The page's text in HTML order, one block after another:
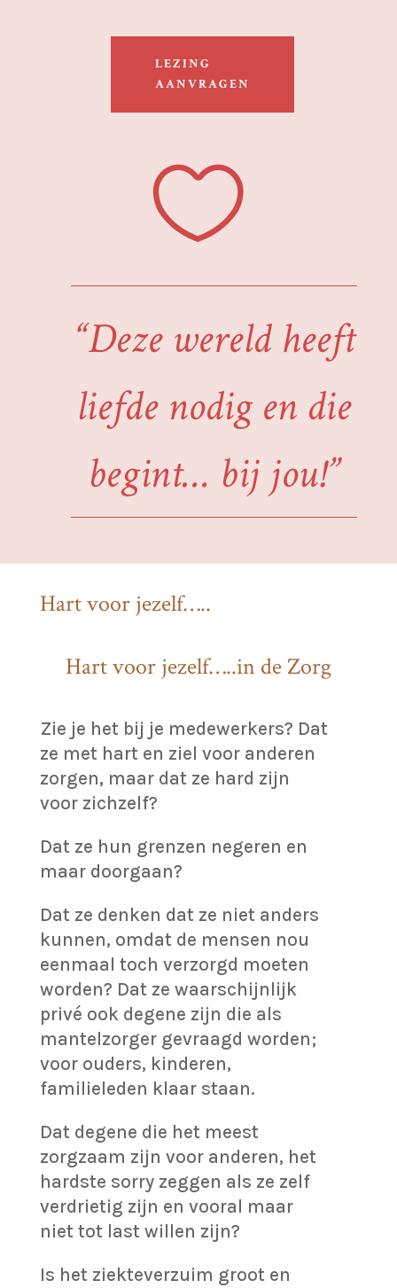
LEZING
AANVRAGEN

“Deze wereld heeft
liefde nodig en die
begint… bij jou!”
Hart voor jezelf…..
Hart voor jezelf…..in de Zorg
Zie je het bij je medewerkers? Dat
ze met hart en ziel voor anderen
zorgen, maar dat ze hard zijn
voor zichzelf?
Dat ze hun grenzen negeren en
maar doorgaan?
Dat ze denken dat ze niet anders
kunnen, omdat de mensen nou
eenmaal toch verzorgd moeten
worden? Dat ze waarschijnlijk
privé ook degene zijn die als
mantelzorger gevraagd worden;
voor ouders, kinderen,
familieleden klaar staan.
Dat degene die het meest
zorgzaam zijn voor anderen, het
hardste sorry zeggen als ze zelf
verdrietig zijn en vooral maar
niet tot last willen zijn?
Is het ziekteverzuim groot en